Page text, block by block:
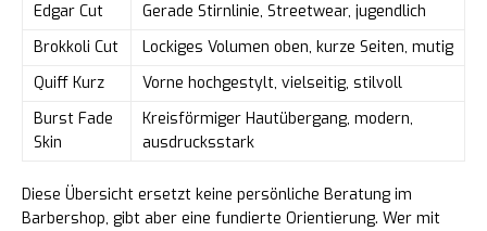
Edgar Cut
Gerade Stirnlinie, Streetwear, jugendlich
Brokkoli Cut
Lockiges Volumen oben, kurze Seiten, mutig
Quiff Kurz
Vorne hochgestylt, vielseitig, stilvoll
Burst Fade
Skin
Kreisförmiger Hautübergang, modern,
ausdrucksstark
Diese Übersicht ersetzt keine persönliche Beratung im
Barbershop, gibt aber eine fundierte Orientierung. Wer mit